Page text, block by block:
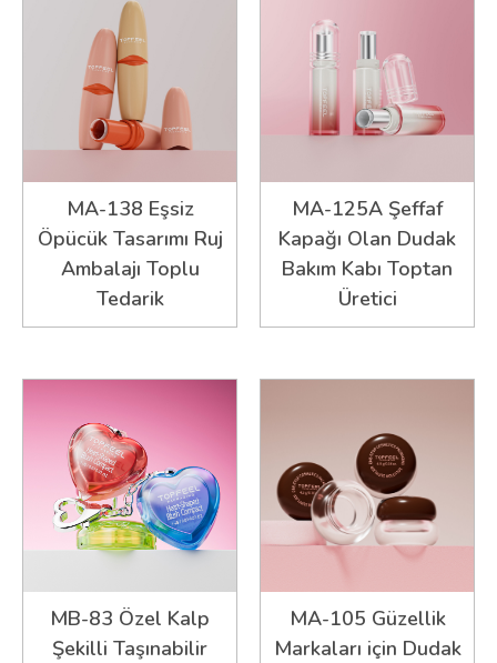
MA-138 Eşsiz
Öpücük Tasarımı Ruj
Ambalajı Toplu
Tedarik
MA-125A Şeffaf
Kapağı Olan Dudak
Bakım Kabı Toptan
Üretici
MB-83 Özel Kalp
Şekilli Taşınabilir
MA-105 Güzellik
Markaları için Dudak